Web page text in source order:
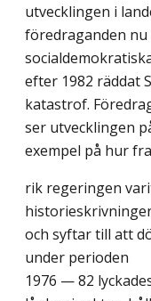
utvecklingen i
föredraganden
efter 1982 räddat
katastrof.
ser utvecklingen
exempel på hur
rik regeringen
och syftar till att
under perioden
1976 — 82